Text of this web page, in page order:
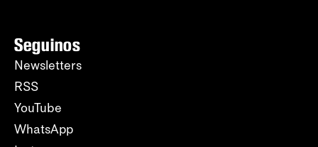
Seguinos
Newsletters
RSS
YouTube
WhatsApp